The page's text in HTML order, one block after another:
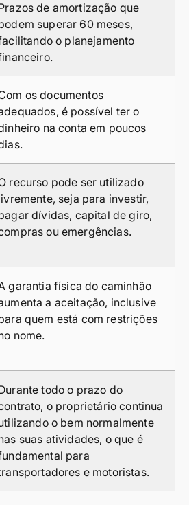
de amortização que
superar 60 meses,
o planejamento
os documentos
é possível ter o
na conta em poucos
recurso pode ser utilizado
seja para investir,
dívidas, capital de giro,
ou emergências.
garantia física do caminhão
a aceitação, inclusive
quem está com restrições
nome.
todo o prazo do
o proprietário continua
o bem normalmente
suas atividades, o que é
para
e motoristas.